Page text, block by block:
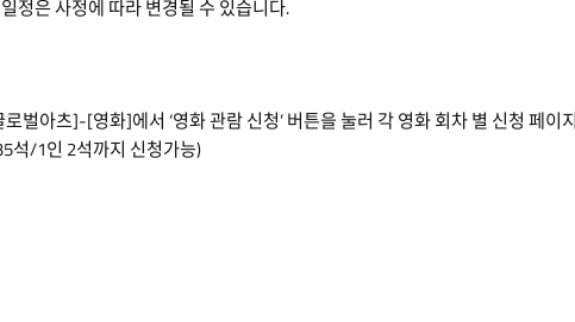
정은 사정에 따라 변경될 수 있습니다.
벌아츠]-[영화]에서 ‘영화 관람 신청’ 버튼을 눌러 각 영화 회차 별 신청 페이
석/1인 2석까지 신청가능)